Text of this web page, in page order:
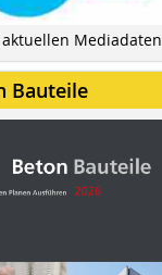
Mediadaten
Bauteile